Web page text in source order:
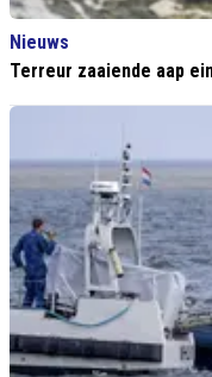
Nieuws
Terreur zaaiende aap